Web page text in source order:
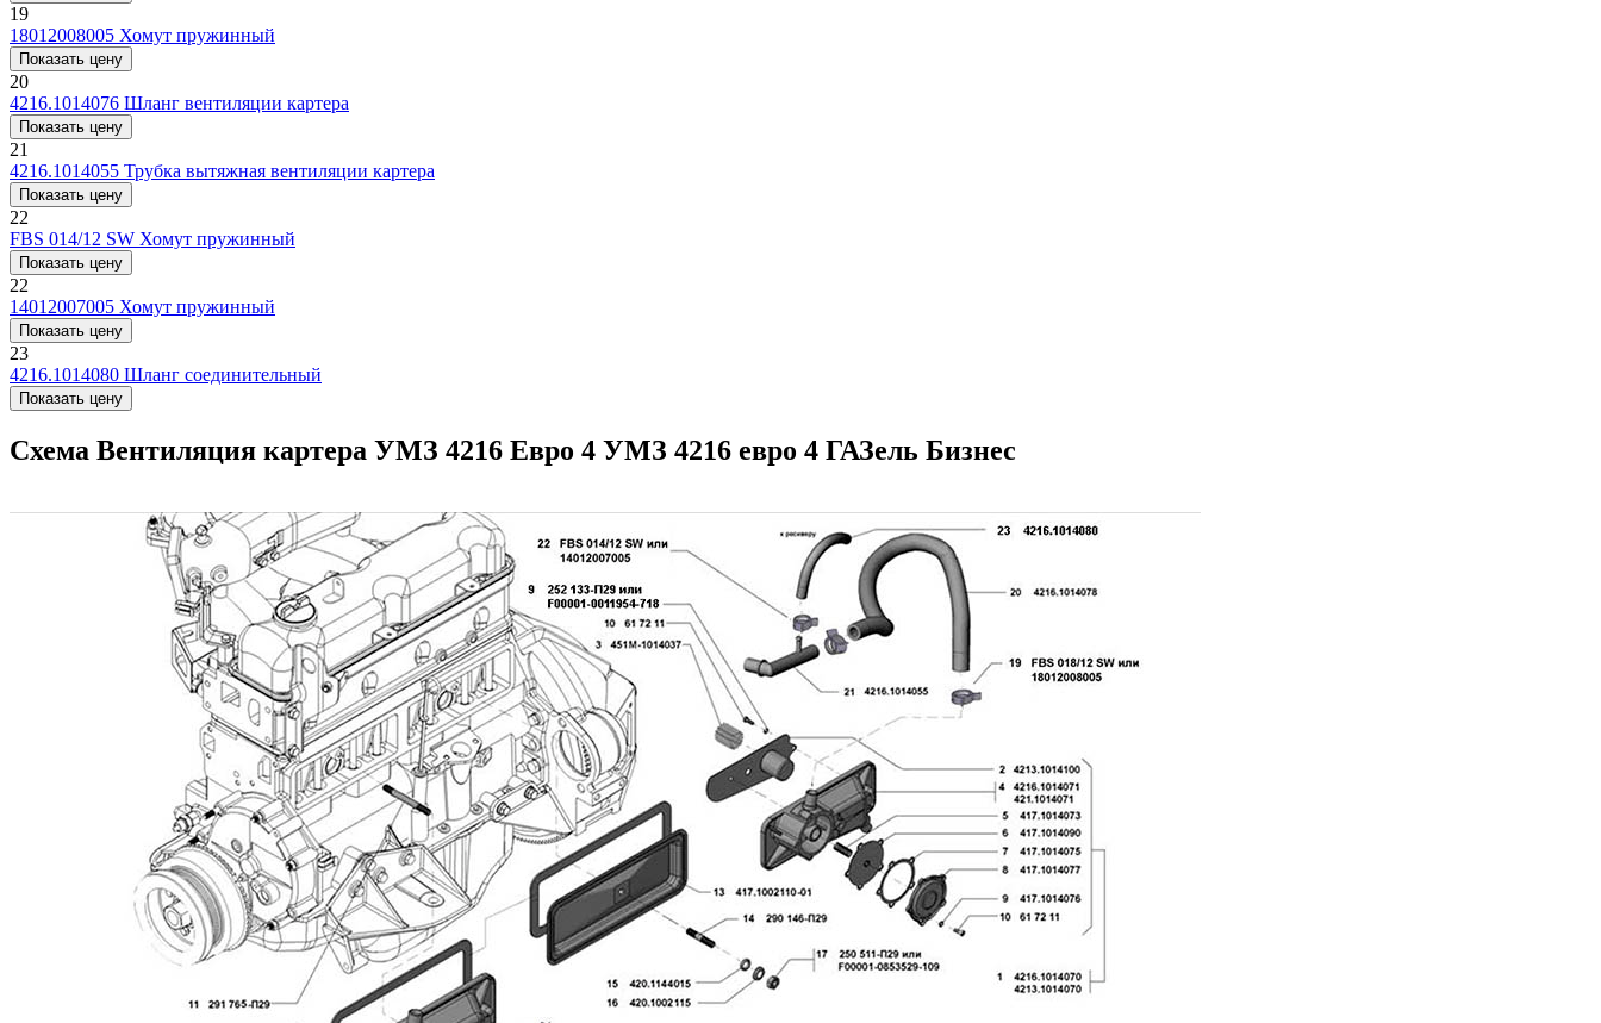
19
18012008005 Хомут пружинный
Показать цену
20
4216.1014076 Шланг вентиляции картера
Показать цену
21
4216.1014055 Трубка вытяжная вентиляции картера
Показать цену
22
FBS 014/12 SW Хомут пружинный
Показать цену
22
14012007005 Хомут пружинный
Показать цену
23
4216.1014080 Шланг соединительный
Показать цену
Схема Вентиляция картера УМЗ 4216 Евро 4 УМЗ 4216 евро 4 ГАЗель Бизнес